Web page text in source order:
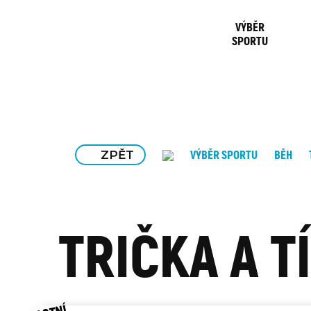
VÝBĚR
SPORTU
ZPĚT VÝBĚR SPORTU BĚH
TRIČKA A